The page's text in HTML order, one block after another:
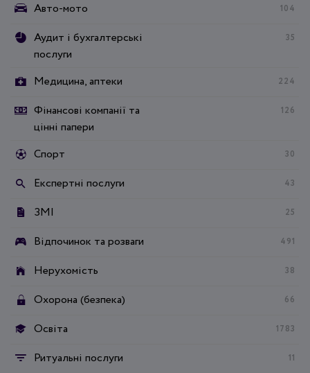
Авто-мото
104
Аудит і бухгалтерські
послуги
35
Медицина, аптеки 224
Фінансові компанії та
цінні папери
126
Спорт 30
Експертні послуги 43
ЗМІ 25
Відпочинок та розваги 491
Нерухомість 38
Охорона (безпека) 66
Освіта 1783
Ритуальні послуги 11